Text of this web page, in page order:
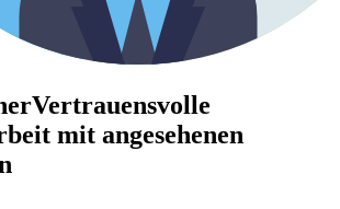
Vertrauensvolle
mit angesehenen